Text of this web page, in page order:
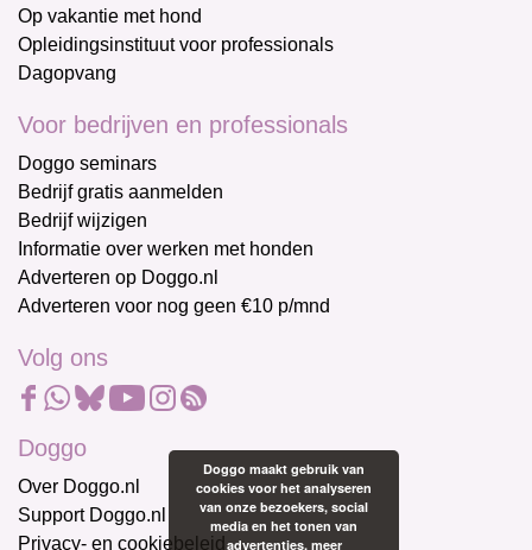
Op vakantie met hond
Opleidingsinstituut voor professionals
Dagopvang
Voor bedrijven en professionals
Doggo seminars
Bedrijf gratis aanmelden
Bedrijf wijzigen
Informatie over werken met honden
Adverteren op Doggo.nl
Adverteren voor nog geen €10 p/mnd
Volg ons
Doggo
Over Doggo.nl
Support Doggo.nl
Privacy- en cookiebeleid
Doggo maakt gebruik van
cookies voor het analyseren
van onze bezoekers, social
media en het tonen van
advertenties. meer